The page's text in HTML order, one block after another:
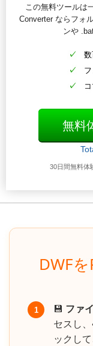
この無料ツールは
Converter ならフォ
ンや
無料
30日間無料体
DWF
1 💾 ファ
セスし
ックし